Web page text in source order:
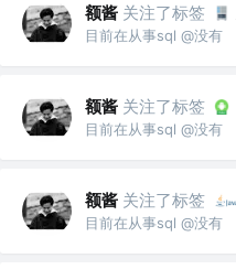
额酱 关注了标签
目前在从事sql @没有
额酱 关注了标签
目前在从事sql @没有
额酱 关注了标签
目前在从事sql @没有